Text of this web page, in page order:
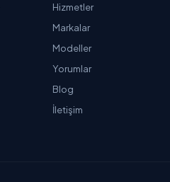
Hizmetler
Markalar
Modeller
Yorumlar
Blog
İletişim